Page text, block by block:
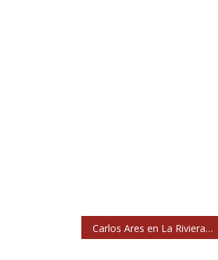
Carlos Ares en La Riviera: El hombre y la Tierra